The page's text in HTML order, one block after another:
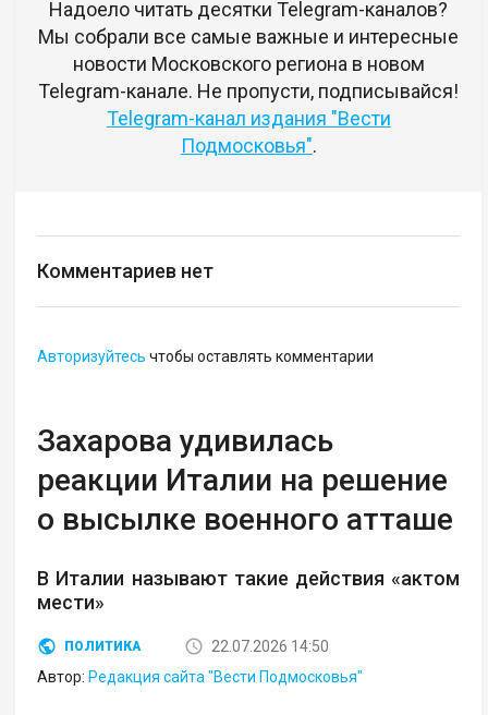
Надоело читать десятки Telegram-каналов?
Мы собрали все самые важные и интересные
новости Московского региона в новом
Telegram-канале. Не пропусти, подписывайся!
Telegram-канал издания "Вести
Подмосковья".
Комментариев нет
Авторизуйтесь чтобы оставлять комментарии
Захарова удивилась
реакции Италии на решение
о высылке военного атташе
В Италии называют такие действия «актом
мести»
ПОЛИТИКА
22.07.2026 14:50
Автор: Редакция сайта "Вести Подмосковья"